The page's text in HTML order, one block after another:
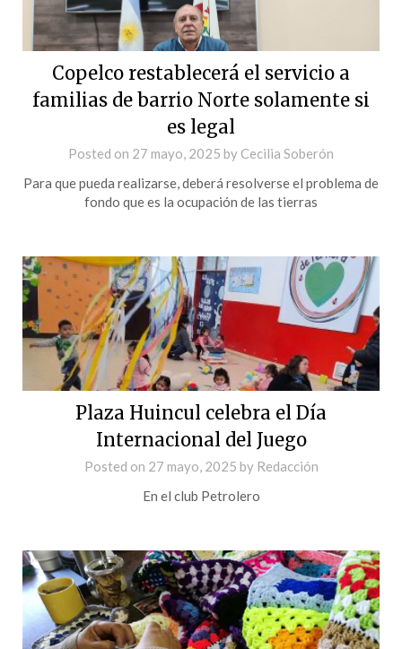
Copelco restablecerá el servicio a
familias de barrio Norte solamente si
es legal
Posted on 27 mayo, 2025 by Cecilia Soberón
Para que pueda realizarse, deberá resolverse el problema de
fondo que es la ocupación de las tierras
Plaza Huincul celebra el Día
Internacional del Juego
Posted on 27 mayo, 2025 by Redacción
En el club Petrolero